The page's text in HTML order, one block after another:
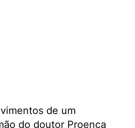
de um
do doutor Proença